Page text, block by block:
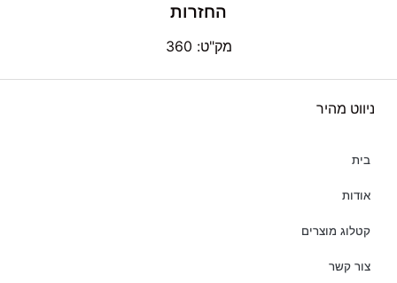
החזרות
מק"ט: 360
ניווט מהיר
בית
אודות
קטלוג מוצרים
צור קשר